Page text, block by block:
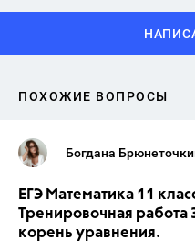
ПОХОЖИЕ ВОПРОСЫ
Богдана
ЕГЭ Математика 11
Тренировочная работа
корень уравнения.